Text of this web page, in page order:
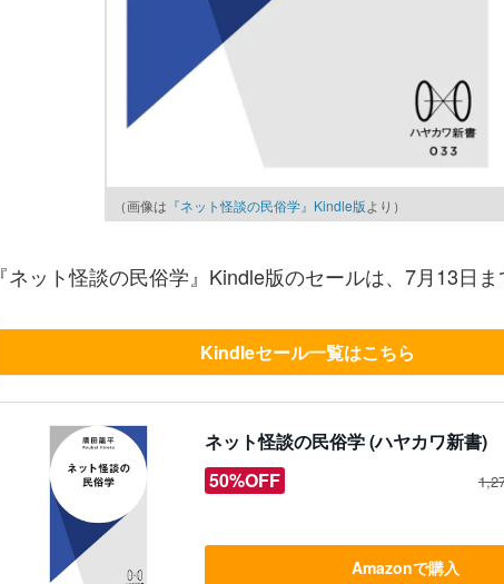
（画像は 『ネット怪談の民俗学』Kindle版より）
『ネット怪談の民俗学』Kindle版のセールは、7月13日ま
Kindleセール一覧はこちら
ネット怪談の民俗学 (ハヤカワ新書)
50%OFF
Amazonで購入